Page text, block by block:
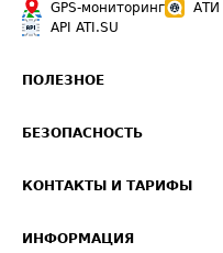
GPS-мониторинг
АТИ
API ATI.SU
ПОЛЕЗНОЕ
Звезды ATI.SU на вашем сайте
Средние ставки
БЕЗОПАСНОСТЬ
Светофор+
КОНТАКТЫ И ТАРИФЫ
ИНФОРМАЦИЯ